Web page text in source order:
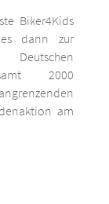
Biker4Kids
dann zur
2000
am